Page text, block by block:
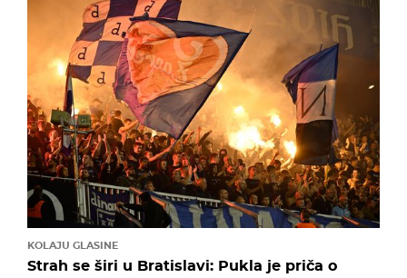
KOLAJU GLASINE
Strah se širi u Bratislavi: Pukla je priča o